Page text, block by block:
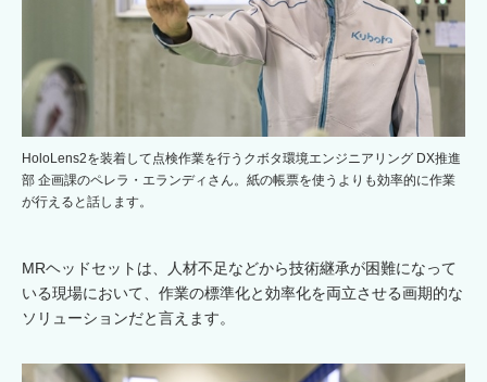
HoloLens2を装着して点検作業を行うクボタ環境エンジニアリング DX推進
部 企画課のペレラ・エランディさん。紙の帳票を使うよりも効率的に作業
が行えると話します。
MRヘッドセットは、人材不足などから技術継承が困難になって
いる現場において、作業の標準化と効率化を両立させる画期的な
ソリューションだと言えます。